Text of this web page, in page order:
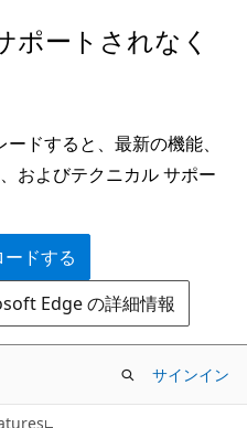
ポートされなく
ドすると、最新の機能、
およびテクニカル サポー
ドする
Edge の詳細情報
サインイン